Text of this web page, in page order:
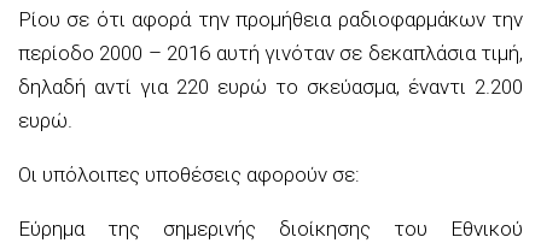
Ρίου σε ότι αφορά την προμήθεια ραδιοφαρμάκων την
περίοδο 2000 – 2016 αυτή γινόταν σε δεκαπλάσια τιμή,
δηλαδή αντί για 220 ευρώ το σκεύασμα, έναντι 2.200
ευρώ.
Οι υπόλοιπες υποθέσεις αφορούν σε:
Εύρημα της σημερινής διοίκησης του Εθνικού